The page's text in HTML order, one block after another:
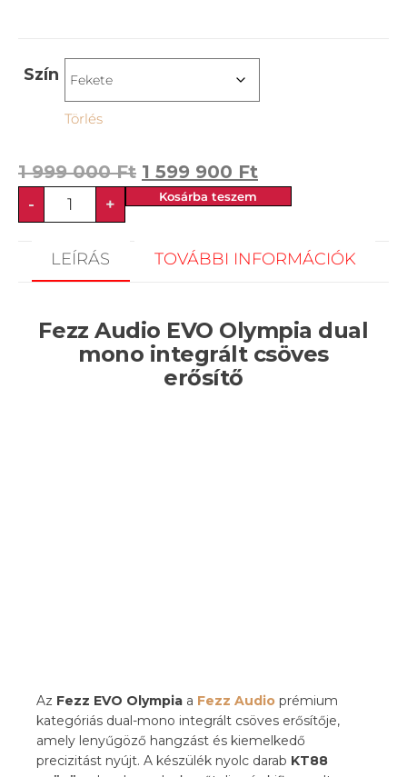
Szín
Törlés
1 999 000Ft 1 599 900 Ft
- + Kosárba teszem
LEÍRÁS TOVÁBBI INFORMÁCIÓK
Fezz Audio EVO Olympia dual
mono integrált csöves
erősítő
Az Fezz EVO Olympia a Fezz Audio prémium
kategóriás dual-mono integrált csöves erősítője,
amely lenyűgöző hangzást és kiemelkedő
precizitást nyújt. A készülék nyolc darab KT88